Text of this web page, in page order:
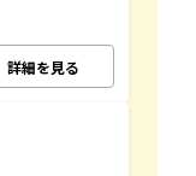
詳細を見る